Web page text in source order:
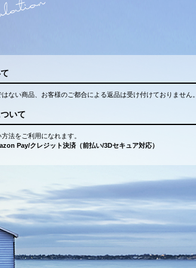
ない商品、お客様のご都合による返品は受け付けておりません。
いて
法をご利用になれます。
Pay/クレジット決済（前払い/3Dセキュア対応）